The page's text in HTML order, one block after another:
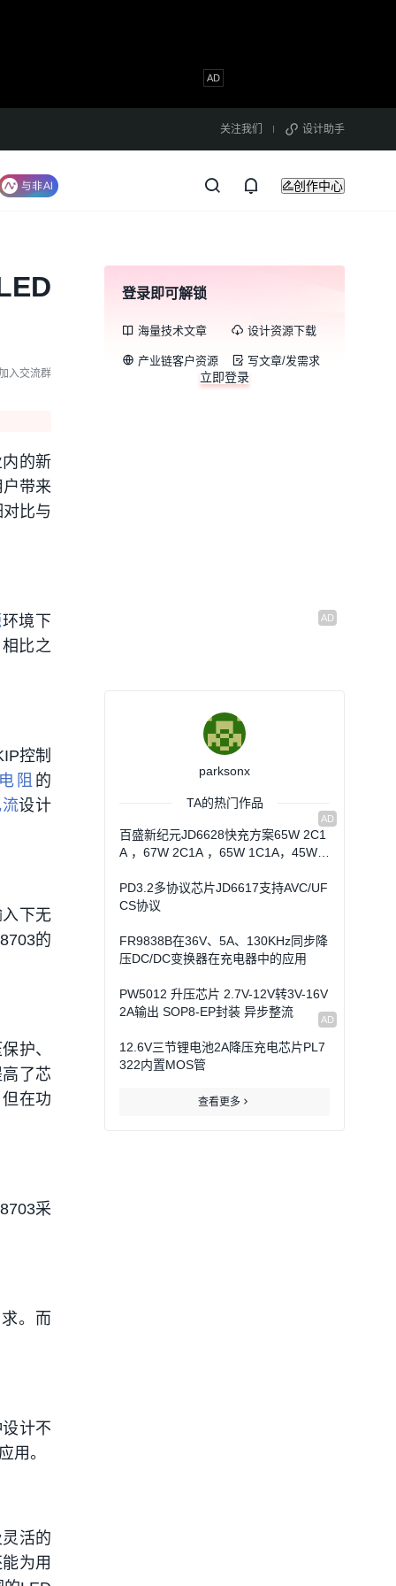
关注我们 设计助手
创作中心
入交流群
的新
带来
比与
环境下
比之
控制
阻 的
设计
下无
的
护、
了芯
在功
采
。而
计不
用。
活的
为用
登录即可解锁
海量技术文章 设计资源下载
产业链客户资源 写文章/发需求
立即登录
parksonx
TA的热门作品
百盛新纪元JD6628快充方案65W 2C1
A ，67W 2C1A ，65W 1C1A，45W1
PD3.2多协议芯片JD6617支持AVC/UF
CS协议
FR9838B在36V、5A、130KHz同步降
压DC/DC变换器在充电器中的应用
PW5012 升压芯片 2.7V-12V转3V-16V
2A输出 SOP8-EP封装 异步整流
12.6V三节锂电池2A降压充电芯片PL7
322内置MOS管
查看更多